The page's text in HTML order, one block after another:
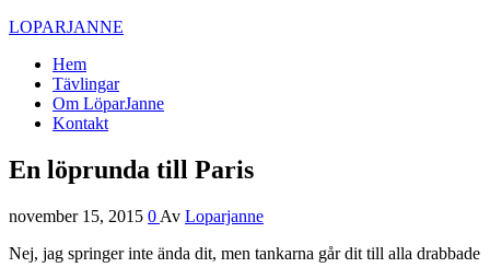
LOPARJANNE
Hem
Tävlingar
Om LöparJanne
Kontakt
En löprunda till Paris
november 15, 2015 0 Av Loparjanne
Nej, jag springer inte ända dit, men tankarna går dit till alla drabbade